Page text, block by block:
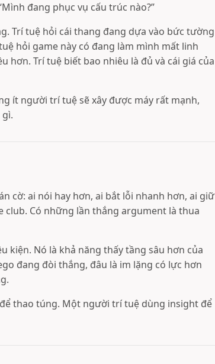
đang phục vụ cấu trúc nào?”
Trí tuệ hỏi cái thang đang dựa vào bức tường
hỏi game này có đang làm mình mất linh
hơn. Trí tuệ biết bao nhiêu là đủ và cái giá của
ít người trí tuệ sẽ xây được máy rất mạnh,
cờ: ai nói hay hơn, ai bắt lỗi nhanh hơn, ai giữ
Có những lần thắng argument là thua
kiện. Nó là khả năng thấy tầng sâu hơn của
đang đòi thắng, đâu là im lặng có lực hơn
thao túng. Một người trí tuệ dùng insight để